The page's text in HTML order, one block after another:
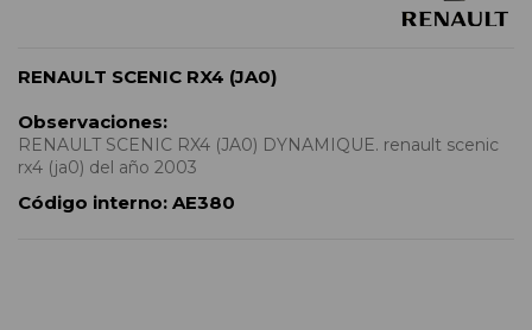
RENAULT SCENIC RX4 (JA0)
Observaciones:
RENAULT SCENIC RX4 (JA0) DYNAMIQUE. renault scenic
rx4 (ja0) del año 2003
Código interno: AE380